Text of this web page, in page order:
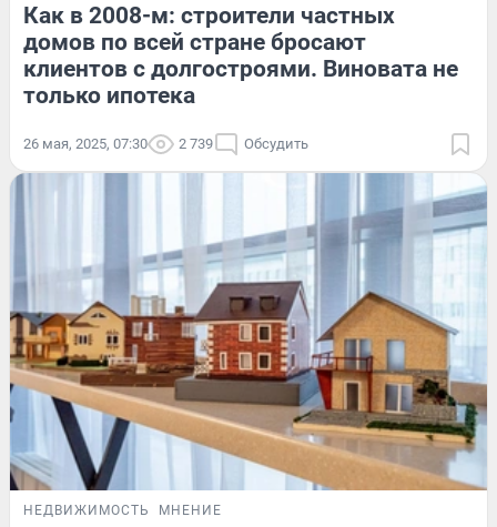
Как в 2008-м: строители частных
домов по всей стране бросают
клиентов с долгостроями. Виновата не
только ипотека
26 мая, 2025, 07:30 2 739 Обсудить
НЕДВИЖИМОСТЬ МНЕНИЕ